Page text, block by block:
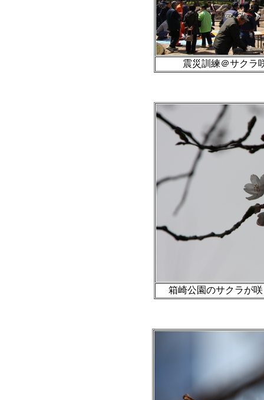
震災訓練＠サクラ
箱崎公園のサクラが